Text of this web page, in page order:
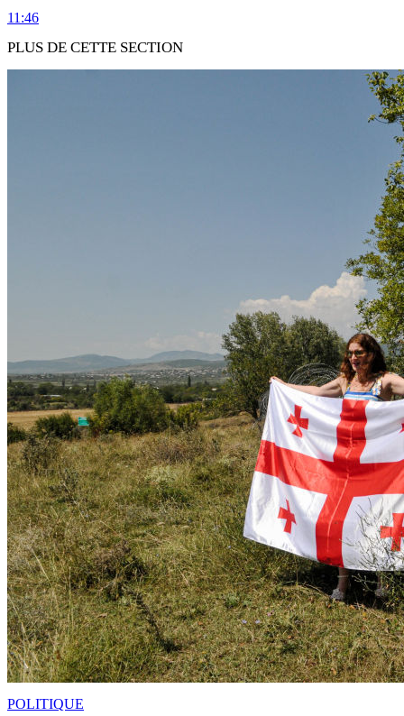
11:46
PLUS DE CETTE SECTION
POLITIQUE